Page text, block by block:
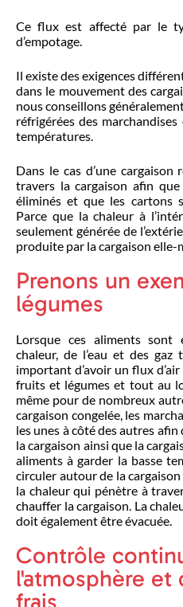
Ce flux est affecté par le
d’empotage.
Il existe des exigences
dans le mouvement des
nous conseillons
réfrigérées des
températures.
Dans le cas d’une cargaison
travers la cargaison afin
éliminés et que les cartons
Parce que la chaleur à
seulement générée de
produite par la cargaison elle-
Prenons un
légumes
Lorsque ces aliments
chaleur, de l’eau et des
important d’avoir un flux
fruits et légumes et tout au
même pour de nombreux
cargaison congelée, les
les unes à côté des autres afin
la cargaison ainsi que la
aliments à garder la basse
circuler autour de la
la chaleur qui pénètre à
chauffer la cargaison. La
doit également être évacuée.
Contrôle
l'atmosphère et